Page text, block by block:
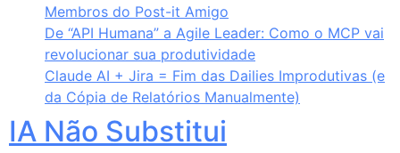
Membros do Post-it Amigo
De “API Humana” a Agile Leader: Como o MCP vai
revolucionar sua produtividade
Claude AI + Jira = Fim das Dailies Improdutivas (e
da Cópia de Relatórios Manualmente)
IA Não Substitui